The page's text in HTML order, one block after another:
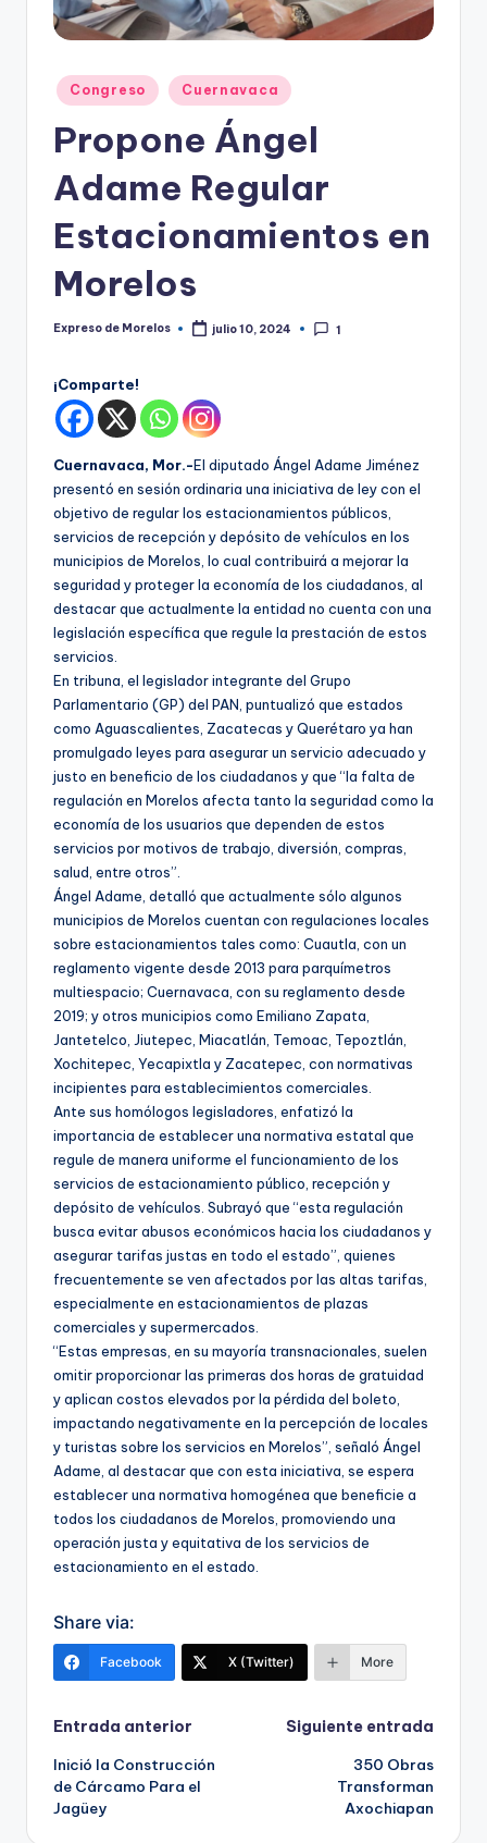
elPublicado
en
Congreso Cuernavaca
Propone Ángel
Adame Regular
Estacionamientos en
Morelos
Publicado
Expreso de Morelos julio 10, 2024 1
¡Comparte!
Cuernavaca, Mor.-El diputado Ángel Adame Jiménez
presentó en sesión ordinaria una iniciativa de ley con el
objetivo de regular los estacionamientos públicos,
servicios de recepción y depósito de vehículos en los
municipios de Morelos, lo cual contribuirá a mejorar la
seguridad y proteger la economía de los ciudadanos, al
destacar que actualmente la entidad no cuenta con una
legislación específica que regule la prestación de estos
servicios.
En tribuna, el legislador integrante del Grupo
Parlamentario (GP) del PAN, puntualizó que estados
como Aguascalientes, Zacatecas y Querétaro ya han
promulgado leyes para asegurar un servicio adecuado y
justo en beneficio de los ciudadanos y que “la falta de
regulación en Morelos afecta tanto la seguridad como la
economía de los usuarios que dependen de estos
servicios por motivos de trabajo, diversión, compras,
salud, entre otros”.
Ángel Adame, detalló que actualmente sólo algunos
municipios de Morelos cuentan con regulaciones locales
sobre estacionamientos tales como: Cuautla, con un
reglamento vigente desde 2013 para parquímetros
multiespacio; Cuernavaca, con su reglamento desde
2019; y otros municipios como Emiliano Zapata,
Jantetelco, Jiutepec, Miacatlán, Temoac, Tepoztlán,
Xochitepec, Yecapixtla y Zacatepec, con normativas
incipientes para establecimientos comerciales.
Ante sus homólogos legisladores, enfatizó la
importancia de establecer una normativa estatal que
regule de manera uniforme el funcionamiento de los
servicios de estacionamiento público, recepción y
depósito de vehículos. Subrayó que “esta regulación
busca evitar abusos económicos hacia los ciudadanos y
asegurar tarifas justas en todo el estado”, quienes
frecuentemente se ven afectados por las altas tarifas,
especialmente en estacionamientos de plazas
comerciales y supermercados.
“Estas empresas, en su mayoría transnacionales, suelen
omitir proporcionar las primeras dos horas de gratuidad
y aplican costos elevados por la pérdida del boleto,
impactando negativamente en la percepción de locales
y turistas sobre los servicios en Morelos”, señaló Ángel
Adame, al destacar que con esta iniciativa, se espera
establecer una normativa homogénea que beneficie a
todos los ciudadanos de Morelos, promoviendo una
operación justa y equitativa de los servicios de
estacionamiento en el estado.
Share via:
Facebook X (Twitter) More
Navegación
de
entradas
Entrada anterior
Inició la Construcción
de Cárcamo Para el
Jagüey
Siguiente entrada
350 Obras
Transforman
Axochiapan